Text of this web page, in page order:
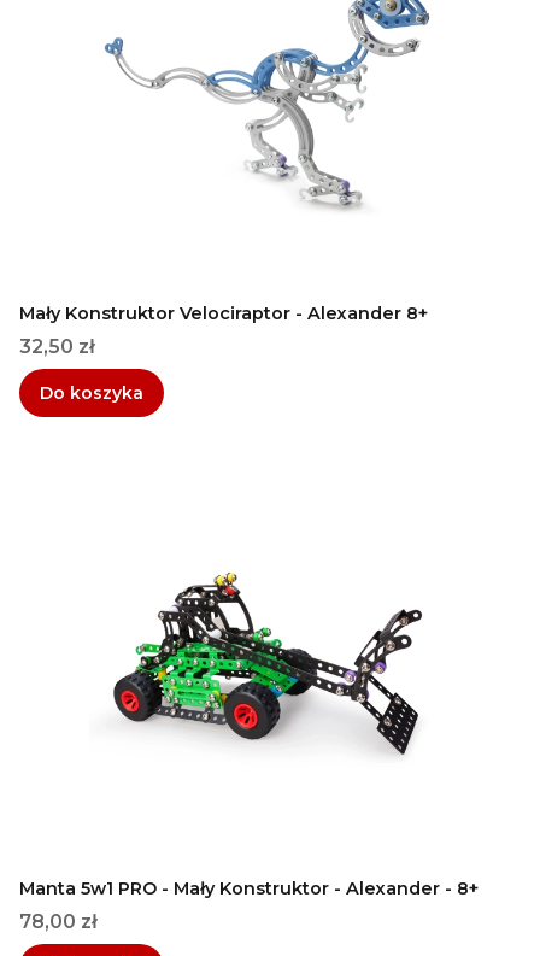
Mały Konstruktor Velociraptor - Alexander 8+
Cena
32,50 zł
Do koszyka
Manta 5w1 PRO - Mały Konstruktor - Alexander - 8+
Cena
78,00 zł